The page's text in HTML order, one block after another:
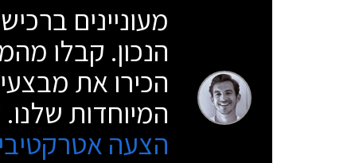
מעוניינים
הנכון. קבלו
הכירו את
המיוחדות שלנו.
הצעה